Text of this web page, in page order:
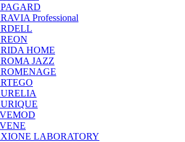
Professional
HOME
JAZZ
LABORATORY